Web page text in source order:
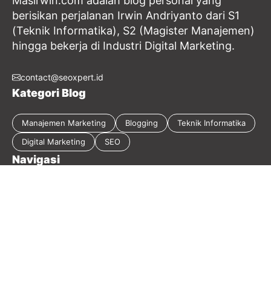
berisikan perjalanan Irwin Andriyanto dari S1
(Teknik Informatika), S2 (Magister Manajemen)
hingga bekerja di Industri Digital Marketing.
contact@seoxpert.id
Kategori Blog
Manajemen Marketing Blogging
Teknik Informatika
Digital Marketing
SEO
Navigasi